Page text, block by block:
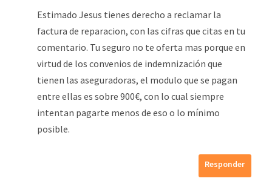
Estimado Jesus tienes derecho a reclamar la
factura de reparacion, con las cifras que citas en tu
comentario. Tu seguro no te oferta mas porque en
virtud de los convenios de indemnización que
tienen las aseguradoras, el modulo que se pagan
entre ellas es sobre 900€, con lo cual siempre
intentan pagarte menos de eso o lo mínimo
posible.
Responder